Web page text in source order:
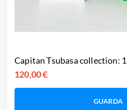
Capitan Tsubasa collection: 1
120,00 €
GUARDA